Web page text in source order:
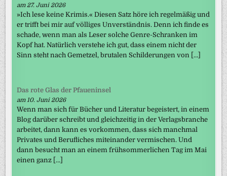
am 27. Juni 2026
»Ich lese keine Krimis.« Diesen Satz höre ich regelmäßig und
er trifft bei mir auf völliges Unverständnis. Denn ich finde es
schade, wenn man als Leser solche Genre-Schranken im
Kopf hat. Natürlich verstehe ich gut, dass einem nicht der
Sinn steht nach Gemetzel, brutalen Schilderungen von […]
Das rote Glas der Pfaueninsel
am 10. Juni 2026
Wenn man sich für Bücher und Literatur begeistert, in einem
Blog darüber schreibt und gleichzeitig in der Verlagsbranche
arbeitet, dann kann es vorkommen, dass sich manchmal
Privates und Berufliches miteinander vermischen. Und
dann besucht man an einem frühsommerlichen Tag im Mai
einen ganz […]